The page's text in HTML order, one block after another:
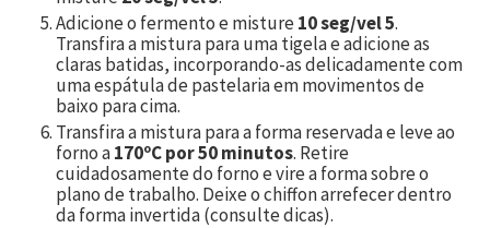
Adicione o fermento e misture10 seg/vel 5.
Transfira a mistura para uma tigela e adicione as
claras batidas, incorporando-as delicadamente com
uma espátula de pastelaria em movimentos de
baixo para cima.
Transfira a mistura para a forma reservada e leve ao
forno a170ºC por 50 minutos. Retire
cuidadosamente do forno e vire a forma sobre o
plano de trabalho. Deixe o chiffon arrefecer dentro
da forma invertida (consulte dicas).